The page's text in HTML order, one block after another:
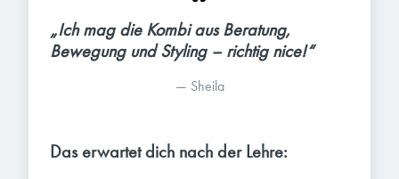
„Ich mag die Kombi aus Beratung,
Bewegung und Styling – richtig nice!“
— Sheila
Das erwartet dich nach der Lehre: